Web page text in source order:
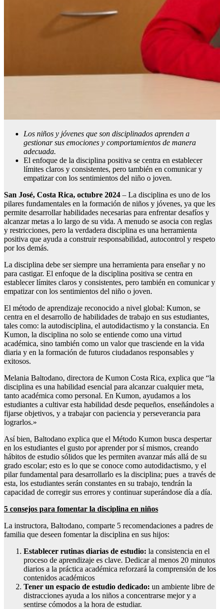
Los niños y jóvenes que son disciplinados aprenden a
gestionar sus emociones y comportamientos de manera
adecuada.
El enfoque de la disciplina positiva se centra en establecer
límites claros y consistentes, pero también en comunicar y
empatizar con los sentimientos del niño o joven.
San José, Costa Rica, octubre 2024 – La disciplina es uno de los
pilares fundamentales en la formación de niños y jóvenes, ya que les
permite desarrollar habilidades necesarias para enfrentar desafíos y
alcanzar metas a lo largo de su vida. A menudo se asocia con reglas
y restricciones, pero la verdadera disciplina es una herramienta
positiva que ayuda a construir responsabilidad, autocontrol y respeto
por los demás.
La disciplina debe ser siempre una herramienta para enseñar y no
para castigar. El enfoque de la disciplina positiva se centra en
establecer límites claros y consistentes, pero también en comunicar y
empatizar con los sentimientos del niño o joven.
El método de aprendizaje reconocido a nivel global: Kumon, se
centra en el desarrollo de habilidades de trabajo en sus estudiantes,
tales como: la autodisciplina, el autodidactismo y la constancia. En
Kumon, la disciplina no solo se entiende como una virtud
académica, sino también como un valor que trasciende en la vida
diaria y en la formación de futuros ciudadanos responsables y
exitosos.
Melania Baltodano, directora de Kumon Costa Rica, explica que “la
disciplina es una habilidad esencial para alcanzar cualquier meta,
tanto académica como personal. En Kumon, ayudamos a los
estudiantes a cultivar esta habilidad desde pequeños, enseñándoles a
fijarse objetivos, y a trabajar con paciencia y perseverancia para
lograrlos.»
Así bien, Baltodano explica que el Método Kumon busca despertar
en los estudiantes el gusto por aprender por sí mismos, creando
hábitos de estudio sólidos que les permiten avanzar más allá de su
grado escolar; esto es lo que se conoce como autodidactismo, y el
pilar fundamental para desarrollarlo es la disciplina; pues a través de
esta, los estudiantes serán constantes en su trabajo, tendrán la
capacidad de corregir sus errores y continuar superándose día a día.
5 consejos para fomentar la disciplina en niños
La instructora, Baltodano, comparte 5 recomendaciones a padres de
familia que deseen fomentar la disciplina en sus hijos:
Establecer rutinas diarias de estudio: la consistencia en el
proceso de aprendizaje es clave. Dedicar al menos 20 minutos
diarios a la práctica académica reforzará la comprensión de los
contenidos académicos
Tener un espacio de estudio dedicado: un ambiente libre de
distracciones ayuda a los niños a concentrarse mejor y a
sentirse cómodos a la hora de estudiar.